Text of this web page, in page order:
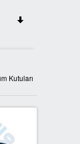
Kutuları